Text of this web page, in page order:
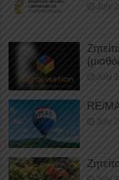
July
July
RE/
July